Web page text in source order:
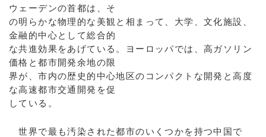
ウェーデンの首都は、そ
の明らかな物理的な美観と相まって、大学、文化施設、
金融的中心として総合的
な共進効果をあげている。ヨーロッパでは、高ガソリン
価格と都市開発余地の限
界が、市内の歴史的中心地区のコンパクトな開発と高度
な高速都市交通開発を促
している。
世界で最も汚染された都市のいくつかを持つ中国で